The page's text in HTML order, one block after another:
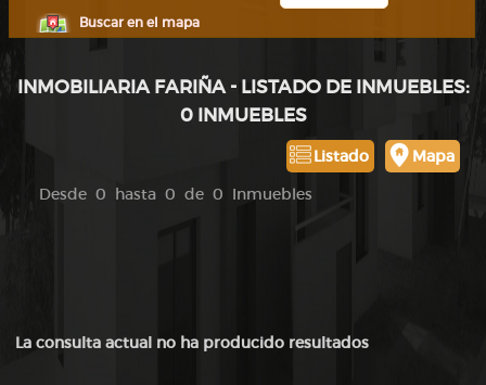
Buscar en el mapa
INMOBILIARIA FARIÑA - LISTADO DE INMUEBLES:
0 INMUEBLES
Mapa
Listado
Desde 0 hasta 0 de 0 Inmuebles
La consulta actual no ha producido resultados